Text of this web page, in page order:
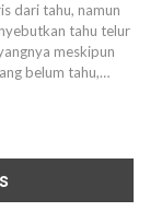
dari tahu, namun
tahu telur
meskipun
belum tahu,…